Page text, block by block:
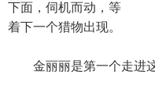
下面，伺机而动，等
着下一个猎物出现。
金丽丽是第一个走进这